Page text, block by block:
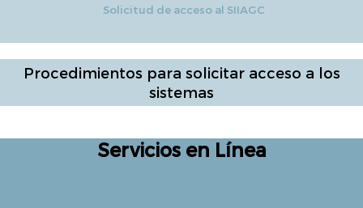
Solicitud de acceso al SIIAGC
Procedimientos para solicitar acceso a los
sistemas
Servicios en Línea